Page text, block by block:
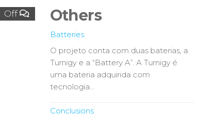
Off Others
Batteries
O projeto conta com duas baterias, a
Turnigy e a “Battery A”. A Turnigy é
uma bateria adquirida com
tecnologia…
Conclusions